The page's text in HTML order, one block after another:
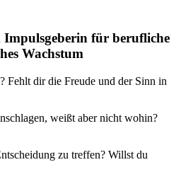
Impulsgeberin für berufliche
Wachstum
Fehlt dir die Freude und der Sinn in
weißt aber nicht wohin?
zu treffen? Willst du